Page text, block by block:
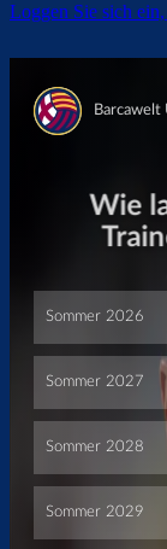
Loggen Sie sich